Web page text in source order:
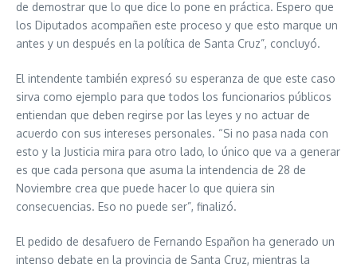
de demostrar que lo que dice lo pone en práctica. Espero que
los Diputados acompañen este proceso y que esto marque un
antes y un después en la política de Santa Cruz”, concluyó.
El intendente también expresó su esperanza de que este caso
sirva como ejemplo para que todos los funcionarios públicos
entiendan que deben regirse por las leyes y no actuar de
acuerdo con sus intereses personales. “Si no pasa nada con
esto y la Justicia mira para otro lado, lo único que va a generar
es que cada persona que asuma la intendencia de 28 de
Noviembre crea que puede hacer lo que quiera sin
consecuencias. Eso no puede ser”, finalizó.
El pedido de desafuero de Fernando Españon ha generado un
intenso debate en la provincia de Santa Cruz, mientras la